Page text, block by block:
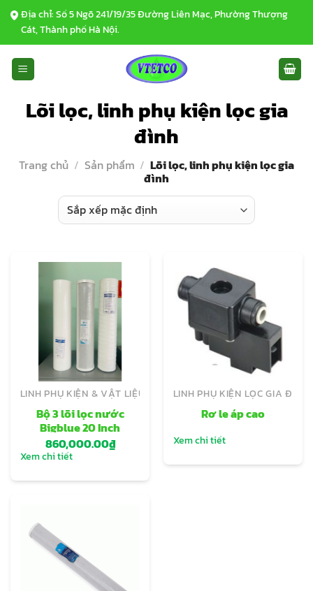
Bỏ
qua
nội
dung
Địa chỉ: Số 5 Ngõ 241/19/35 Đường Liên Mạc, Phường Thượng
Cát, Thành phố Hà Nội.
Lõi lọc, linh phụ kiện lọc gia
đình
Trang chủ / Sản phẩm / Lõi lọc, linh phụ kiện lọc gia
đình
LINH PHỤ KIỆN & VẬT LIỆU LỌC CÔNG NGHIỆP
Bộ 3 lõi lọc nước
Bigblue 20 Inch
860,000.00₫
Xem chi tiết
LINH PHỤ KIỆN LỌC GIA ĐÌNH
Rơ le áp cao
Xem chi tiết